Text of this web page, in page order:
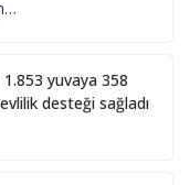
1.853 yuvaya 358
desteği sağladı